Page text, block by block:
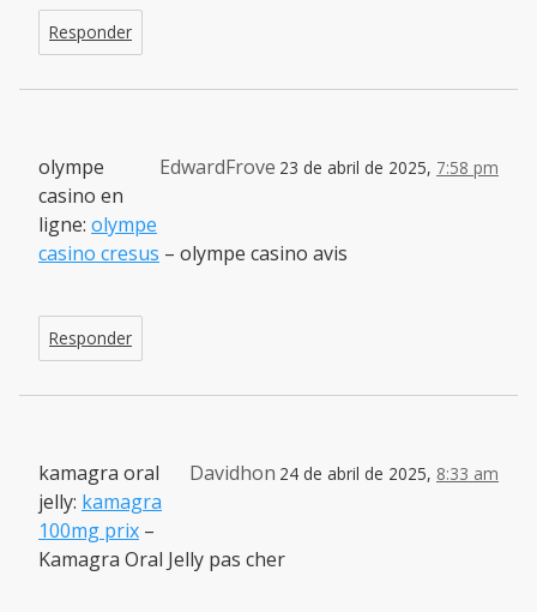
Responder
EdwardFrove 23 de abril de 2025, 7:58 pm
olympe
casino en
ligne: olympe
casino cresus – olympe casino avis
Responder
Davidhon 24 de abril de 2025, 8:33 am
kamagra oral
jelly: kamagra
100mg prix –
Kamagra Oral Jelly pas cher